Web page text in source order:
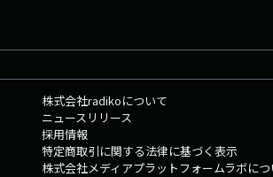
株式会社radikoについて
ニュースリリース
採用情報
特定商取引に関する法律に基づく表示
株式会社メディアプラットフォームラボにつ